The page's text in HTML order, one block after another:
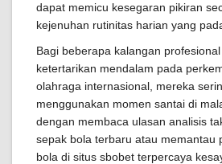
dapat memicu kesegaran pikiran
kejenuhan rutinitas harian yang
Bagi beberapa kalangan
ketertarikan mendalam pada
olahraga internasional, mereka
menggunakan momen santai di
dengan membaca ulasan analisis
sepak bola terbaru atau memantau
bola di situs sbobet terpercaya